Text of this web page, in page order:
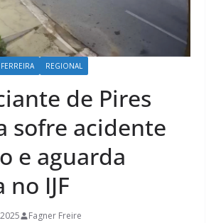
REGIONAL
de Pires
sofre acidente
e aguarda
IJF
Fagner Freire